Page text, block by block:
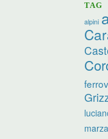
TAG
alpini